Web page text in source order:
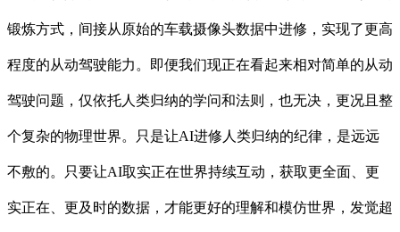
锻炼方式，间接从原始的车载摄像头数据中进修，实现了更高
程度的从动驾驶能力。即便我们现正在看起来相对简单的从动
驾驶问题，仅依托人类归纳的学问和法则，也无决，更况且整
个复杂的物理世界。只是让AI进修人类归纳的纪律，是远远
不敷的。只要让AI取实正在世界持续互动，获取更全面、更
实正在、更及时的数据，才能更好的理解和模仿世界，发觉超